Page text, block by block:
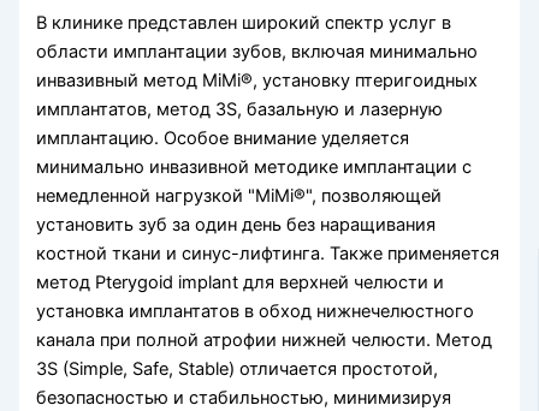
В клинике представлен широкий спектр услуг в
области имплантации зубов, включая минимально
инвазивный метод MiMi®, установку птеригоидных
имплантатов, метод 3S, базальную и лазерную
имплантацию. Особое внимание уделяется
минимально инвазивной методике имплантации с
немедленной нагрузкой "MiMi®", позволяющей
установить зуб за один день без наращивания
костной ткани и синус-лифтинга. Также применяется
метод Pterygoid implant для верхней челюсти и
установка имплантатов в обход нижнечелюстного
канала при полной атрофии нижней челюсти. Метод
3S (Simple, Safe, Stable) отличается простотой,
безопасностью и стабильностью, минимизируя